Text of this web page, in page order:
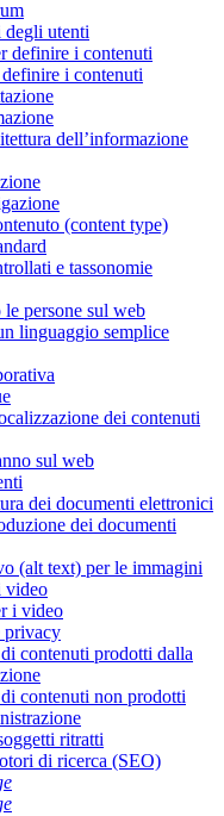
degli utenti
definire i contenuti
i contenuti
dell’informazione
(content type)
e tassonomie
persone sul web
linguaggio semplice
dei contenuti
sul web
dei documenti elettronici
dei documenti
(alt text) per le immagini
video
i video
privacy
contenuti prodotti dalla
contenuti non prodotti
ritratti
di ricerca (SEO)